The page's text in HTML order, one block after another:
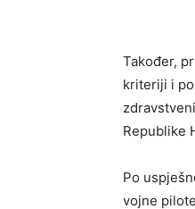
Također,
kriteriji i
Republike
Po
vojne